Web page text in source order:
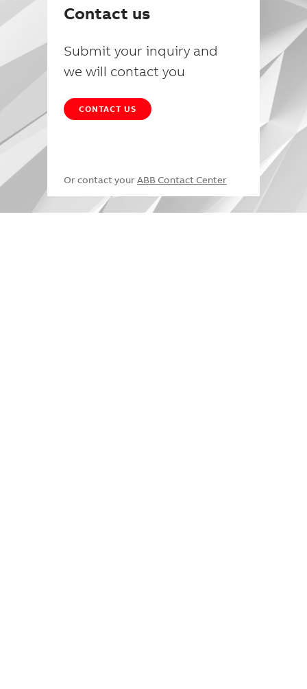
Contact us
Submit your inquiry and
we will contact you
CONTACT US
Or contact your ABB Contact Center